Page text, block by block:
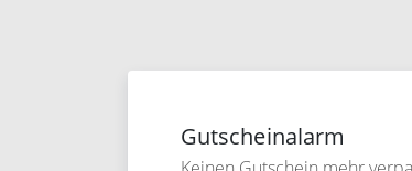
Gutscheinalarm